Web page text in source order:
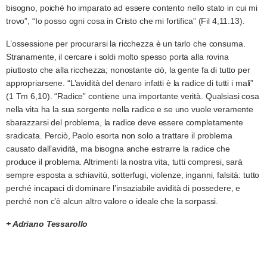
bisogno, poiché ho imparato ad essere contento nello stato in cui mi
trovo”, “Io posso ogni cosa in Cristo che mi fortifica” (Fil 4,11.13).
L’ossessione per procurarsi la ricchezza è un tarlo che consuma.
Stranamente, il cercare i soldi molto spesso porta alla rovina
piuttosto che alla ricchezza; nonostante ciò, la gente fa di tutto per
appropriarsene. “L’avidità del denaro infatti è la radice di tutti i mali”
(1 Tm 6,10). “Radice” contiene una importante verità. Qualsiasi cosa
nella vita ha la sua sorgente nella radice e se uno vuole veramente
sbarazzarsi del problema, la radice deve essere completamente
sradicata. Perciò, Paolo esorta non solo a trattare il problema
causato dall’avidità, ma bisogna anche estrarre la radice che
produce il problema. Altrimenti la nostra vita, tutti compresi, sarà
sempre esposta a schiavitù, sotterfugi, violenze, inganni, falsità: tutto
perché incapaci di dominare l’insaziabile avidità di possedere, e
perché non c’è alcun altro valore o ideale che la sorpassi.
+ Adriano Tessarollo